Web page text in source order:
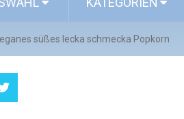
süßes lecka schmecka Popkorn